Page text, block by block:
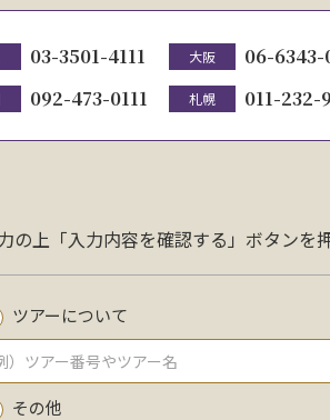
03-3501-4111 大阪 06-6343-
092-473-0111 札幌 011-232-
の上「入力内容を確認する」ボタンを
ツアーについて
その他